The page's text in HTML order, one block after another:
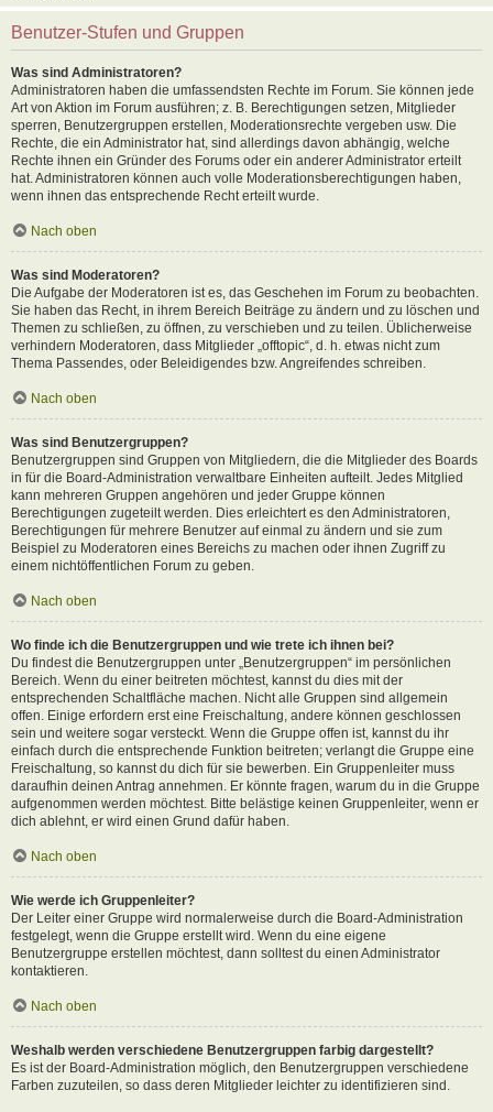
Benutzer-Stufen und Gruppen
Was sind Administratoren?
Administratoren haben die umfassendsten Rechte im Forum. Sie können jede
Art von Aktion im Forum ausführen; z. B. Berechtigungen setzen, Mitglieder
sperren, Benutzergruppen erstellen, Moderationsrechte vergeben usw. Die
Rechte, die ein Administrator hat, sind allerdings davon abhängig, welche
Rechte ihnen ein Gründer des Forums oder ein anderer Administrator erteilt
hat. Administratoren können auch volle Moderationsberechtigungen haben,
wenn ihnen das entsprechende Recht erteilt wurde.
Nach oben
Was sind Moderatoren?
Die Aufgabe der Moderatoren ist es, das Geschehen im Forum zu beobachten.
Sie haben das Recht, in ihrem Bereich Beiträge zu ändern und zu löschen und
Themen zu schließen, zu öffnen, zu verschieben und zu teilen. Üblicherweise
verhindern Moderatoren, dass Mitglieder „offtopic“, d. h. etwas nicht zum
Thema Passendes, oder Beleidigendes bzw. Angreifendes schreiben.
Nach oben
Was sind Benutzergruppen?
Benutzergruppen sind Gruppen von Mitgliedern, die die Mitglieder des Boards
in für die Board-Administration verwaltbare Einheiten aufteilt. Jedes Mitglied
kann mehreren Gruppen angehören und jeder Gruppe können
Berechtigungen zugeteilt werden. Dies erleichtert es den Administratoren,
Berechtigungen für mehrere Benutzer auf einmal zu ändern und sie zum
Beispiel zu Moderatoren eines Bereichs zu machen oder ihnen Zugriff zu
einem nichtöffentlichen Forum zu geben.
Nach oben
Wo finde ich die Benutzergruppen und wie trete ich ihnen bei?
Du findest die Benutzergruppen unter „Benutzergruppen“ im persönlichen
Bereich. Wenn du einer beitreten möchtest, kannst du dies mit der
entsprechenden Schaltfläche machen. Nicht alle Gruppen sind allgemein
offen. Einige erfordern erst eine Freischaltung, andere können geschlossen
sein und weitere sogar versteckt. Wenn die Gruppe offen ist, kannst du ihr
einfach durch die entsprechende Funktion beitreten; verlangt die Gruppe eine
Freischaltung, so kannst du dich für sie bewerben. Ein Gruppenleiter muss
daraufhin deinen Antrag annehmen. Er könnte fragen, warum du in die Gruppe
aufgenommen werden möchtest. Bitte belästige keinen Gruppenleiter, wenn er
dich ablehnt, er wird einen Grund dafür haben.
Nach oben
Wie werde ich Gruppenleiter?
Der Leiter einer Gruppe wird normalerweise durch die Board-Administration
festgelegt, wenn die Gruppe erstellt wird. Wenn du eine eigene
Benutzergruppe erstellen möchtest, dann solltest du einen Administrator
kontaktieren.
Nach oben
Weshalb werden verschiedene Benutzergruppen farbig dargestellt?
Es ist der Board-Administration möglich, den Benutzergruppen verschiedene
Farben zuzuteilen, so dass deren Mitglieder leichter zu identifizieren sind.